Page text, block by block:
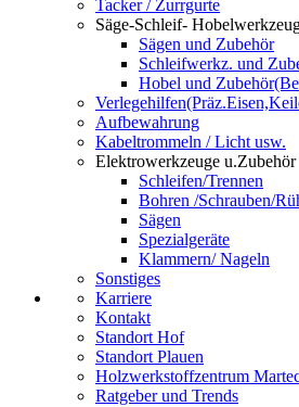
Tacker / Zurrgurte
Säge-Schleif-
Sägen und Zubehör
Schleifwerkz. und
Hobel und
Aufbewahrung
Kabeltrommeln / Licht usw.
Elektrowerkzeuge u.Zubehör
Schleifen/Trennen
Bohren /Schrauben/
Sägen
Spezialgeräte
Klammern/ Nageln
Sonstiges
Karriere
Kontakt
Standort Hof
Standort Plauen
Holzwerkstoffzentrum
Ratgeber und Trends